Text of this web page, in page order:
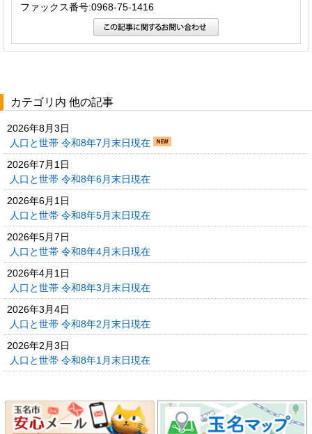
ファックス番号:0968-75-1416
カテゴリ内 他の記事
2026年8月3日
人口と世帯 令和8年7月末日現在
2026年7月1日
人口と世帯 令和8年6月末日現在
2026年6月1日
人口と世帯 令和8年5月末日現在
2026年5月7日
人口と世帯 令和8年4月末日現在
2026年4月1日
人口と世帯 令和8年3月末日現在
2026年3月4日
人口と世帯 令和8年2月末日現在
2026年2月3日
人口と世帯 令和8年1月末日現在